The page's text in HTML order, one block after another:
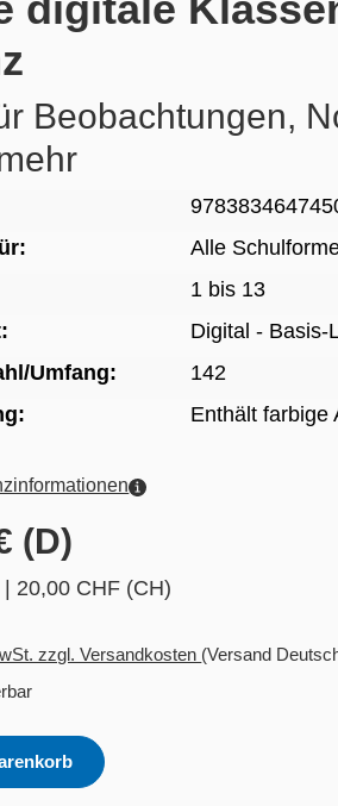
Beobachtungen,
Alle
1 bis 13
Digital - Basis-
Umfang:
142
Enthält farbige
(D)
20,00 CHF (CH)
zzgl. Versandkosten (Versand